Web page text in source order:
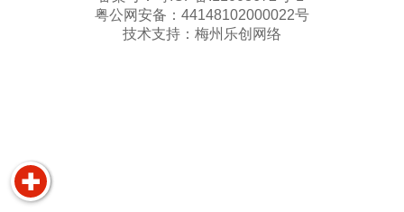
粤公网安备： 44148102000022号
技术支持： 梅州乐创网络